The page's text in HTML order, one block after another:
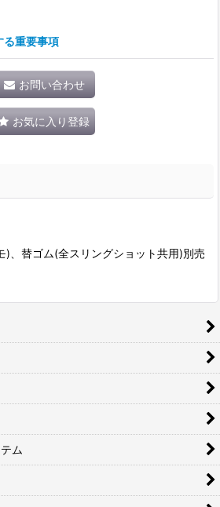
る重要事項
お問い合わせ
お気に入り登録
)、替ゴム(全スリングショット共用)別売
ム